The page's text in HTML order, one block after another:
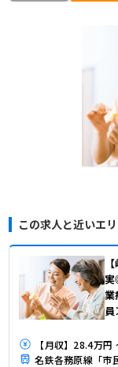
この求人と近いエ
【
実
業
員
【月収】28.4万円
名鉄各務原線「市